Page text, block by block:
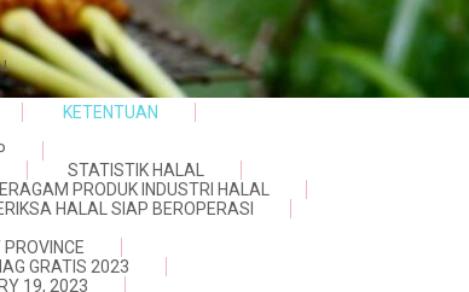
KETENTUAN
STATISTIK HALAL
PRODUK INDUSTRI HALAL
HALAL SIAP BEROPERASI
GRATIS 2023
19, 2023